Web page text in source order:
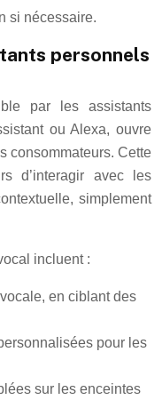
si nécessaire.
personnels
par les assistants
ou Alexa, ouvre
consommateurs. Cette
d’interagir avec les
simplement
incluent :
en ciblant des
pour les
sur les enceintes